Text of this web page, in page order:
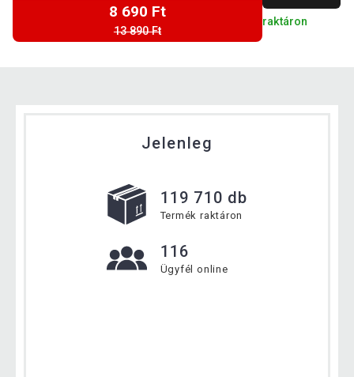
8 690 Ft
13 890 Ft
raktáron
Jelenleg
119 710 db
Termék raktáron
116
Ügyfél online